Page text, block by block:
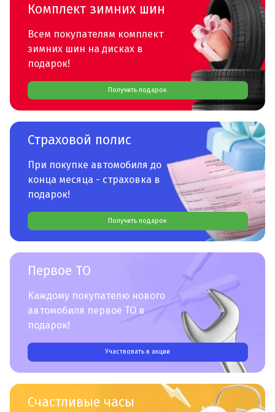
Комплект зимних шин
Всем покупателям комплект
зимних шин на дисках в
подарок!
Получить подарок
Страховой полис
При покупке автомобиля до
конца месяца - страховка в
подарок!
Получить подарок
Первое ТО
Каждому покупателю нового
автомобиля первое ТО в
подарок!
Участвовать в акции
Счастливые часы